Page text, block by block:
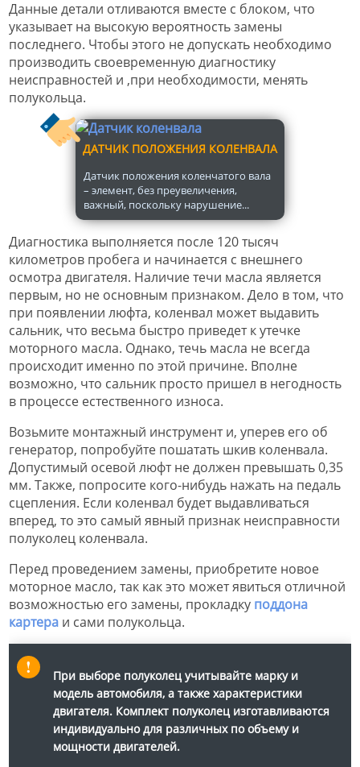
Данные детали отливаются вместе с блоком, что
указывает на высокую вероятность замены
последнего. Чтобы этого не допускать необходимо
производить своевременную диагностику
неисправностей и ,при необходимости, менять
полукольца.
ДАТЧИК ПОЛОЖЕНИЯ КОЛЕНВАЛА
Датчик положения коленчатого вала
– элемент, без преувеличения,
важный, поскольку нарушение...
Диагностика выполняется после 120 тысяч
километров пробега и начинается с внешнего
осмотра двигателя. Наличие течи масла является
первым, но не основным признаком. Дело в том, что
при появлении люфта, коленвал может выдавить
сальник, что весьма быстро приведет к утечке
моторного масла. Однако, течь масла не всегда
происходит именно по этой причине. Вполне
возможно, что сальник просто пришел в негодность
в процессе естественного износа.
Возьмите монтажный инструмент и, уперев его об
генератор, попробуйте пошатать шкив коленвала.
Допустимый осевой люфт не должен превышать 0,35
мм. Также, попросите кого-нибудь нажать на педаль
сцепления. Если коленвал будет выдавливаться
вперед, то это самый явный признак неисправности
полуколец коленвала.
Перед проведением замены, приобретите новое
моторное масло, так как это может явиться отличной
возможностью его замены, прокладку поддона
картера и сами полукольца.
При выборе полуколец учитывайте марку и
модель автомобиля, а также характеристики
двигателя. Комплект полуколец изготавливаются
индивидуально для различных по объему и
мощности двигателей.